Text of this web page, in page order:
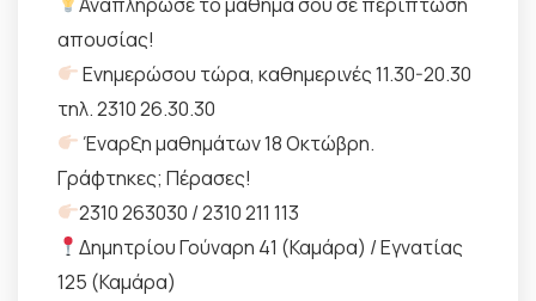
απουσίας!
Ενημερώσου τώρα, καθημερινές 11.30-20.30
τηλ. 2310 26.30.30
Έναρξη μαθημάτων 18 Οκτώβρη.
Γράφτηκες; Πέρασες!
2310 263030 / 2310 211 113
Δημητρίου Γούναρη 41 (Καμάρα) / Εγνατίας
125 (Καμάρα)